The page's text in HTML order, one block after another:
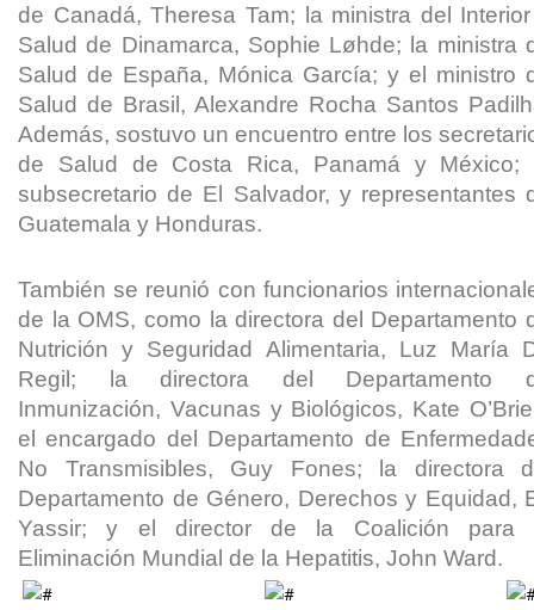
de Canadá, Theresa Tam; la ministra del
Salud de Dinamarca, Sophie Løhde; la ministra
Salud de España, Mónica García; y el ministro
Salud de Brasil, Alexandre Rocha Santos
Además, sostuvo un encuentro entre los
de Salud de Costa Rica, Panamá y México;
subsecretario de El Salvador, y representantes
Guatemala y Honduras.
También se reunió con funcionarios
de la OMS, como la directora del Departamento
Nutrición y Seguridad Alimentaria, Luz María
Regil; la directora del Departamento
Inmunización, Vacunas y Biológicos, Kate
el encargado del Departamento de
No Transmisibles, Guy Fones; la directora
Departamento de Género, Derechos y Equidad,
Yassir; y el director de la Coalición para
Eliminación Mundial de la Hepatitis, John Ward.